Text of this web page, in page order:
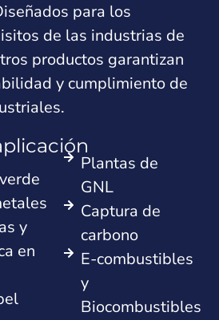
para los
de las industrias de
productos garantizan
y cumplimiento de
y
en
Plantas de
GNL
Captura de
carbono
E-combustibles
y
Biocombustibles